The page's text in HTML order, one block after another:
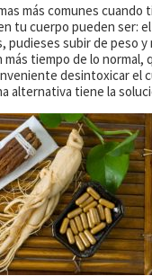
más comunes cuando
tu cuerpo pueden ser:
pudieses subir de peso
tiempo de lo normal,
desintoxicar el
alternativa tiene la